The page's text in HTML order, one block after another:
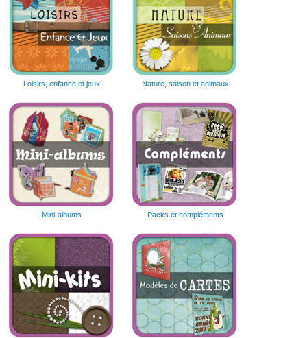
Loisirs, enfance et jeux Nature, saison et animaux
Mini-albums Packs et compléments